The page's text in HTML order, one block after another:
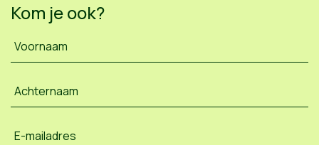
Kom je ook?
Voornaam
Achternaam
E-mailadres